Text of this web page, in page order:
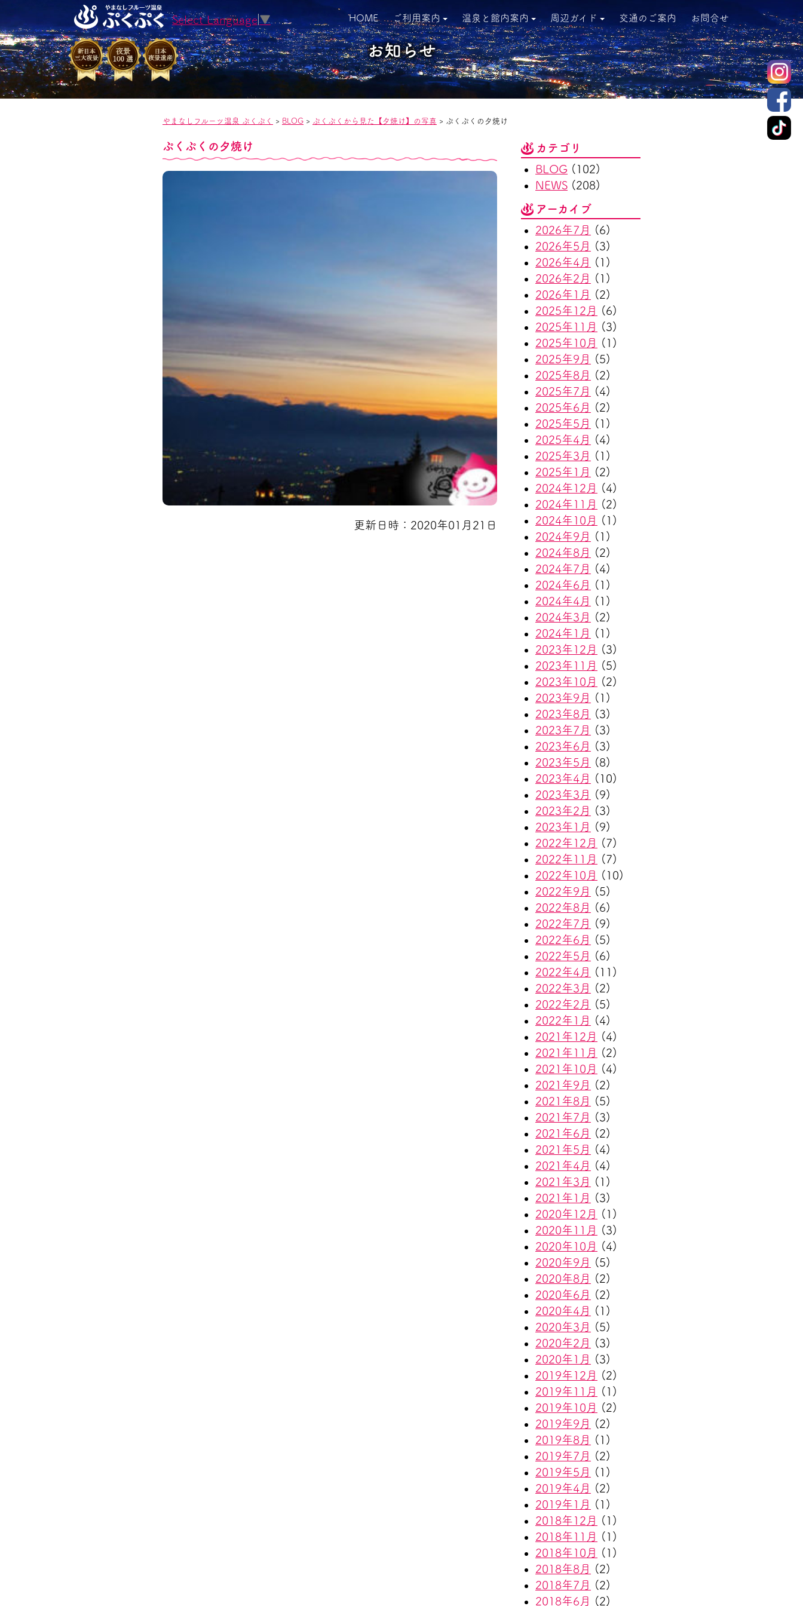
HOME ご利用案内 温泉と館内案内 周辺ガイド 交通のご案内 お問合せ
Select Language ▼
お知らせ
やまなしフルーツ温泉 ぷくぷく > BLOG > ぷくぷくから見た【夕焼け】の写真 > ぷくぷくの夕焼け
ぷくぷくの夕焼け
更新日時：2020年01月21日
カテゴリ
BLOG (102)
NEWS (208)
アーカイブ
2026年7月
(6)
2026年5月
(3)
2026年4月
(1)
2026年2月
(1)
2026年1月
(2)
2025年12月
(6)
2025年11月
(3)
2025年10月
(1)
2025年9月
(5)
2025年8月
(2)
2025年7月
(4)
2025年6月
(2)
2025年5月
(1)
2025年4月
(4)
2025年3月
(1)
2025年1月
(2)
2024年12月
(4)
2024年11月
(2)
2024年10月
(1)
2024年9月
(1)
2024年8月
(2)
2024年7月
(4)
2024年6月
(1)
2024年4月
(1)
2024年3月
(2)
2024年1月
(1)
2023年12月
(3)
2023年11月
(5)
2023年10月
(2)
2023年9月
(1)
2023年8月
(3)
2023年7月
(3)
2023年6月
(3)
2023年5月
(8)
2023年4月
(10)
2023年3月
(9)
2023年2月
(3)
2023年1月
(9)
2022年12月
(7)
2022年11月
(7)
2022年10月
(10)
2022年9月
(5)
2022年8月
(6)
2022年7月
(9)
2022年6月
(5)
2022年5月
(6)
2022年4月
(11)
2022年3月
(2)
2022年2月
(5)
2022年1月
(4)
2021年12月
(4)
2021年11月
(2)
2021年10月
(4)
2021年9月
(2)
2021年8月
(5)
2021年7月
(3)
2021年6月
(2)
2021年5月
(4)
2021年4月
(4)
2021年3月
(1)
2021年1月
(3)
2020年12月
(1)
2020年11月
(3)
2020年10月
(4)
2020年9月
(5)
2020年8月
(2)
2020年6月
(2)
2020年4月
(1)
2020年3月
(5)
2020年2月
(3)
2020年1月
(3)
2019年12月
(2)
2019年11月
(1)
2019年10月
(2)
2019年9月
(2)
2019年8月
(1)
2019年7月
(2)
2019年5月
(1)
2019年4月
(2)
2019年1月
(1)
2018年12月
(1)
2018年11月
(1)
2018年10月
(1)
2018年8月
(2)
2018年7月
(2)
2018年6月
(2)